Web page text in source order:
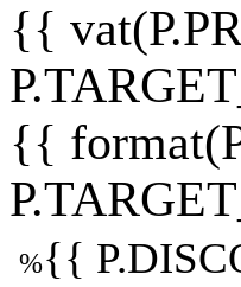
{{
{{
%{{